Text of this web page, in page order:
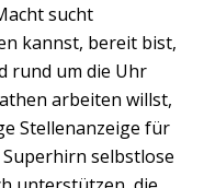
sucht
kannst, bereit bist,
rund um die Uhr
arbeiten willst,
Stellenanzeige für
selbstlose